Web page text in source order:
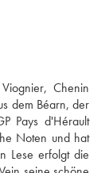
Chenin
dem Béarn, der
Pays d'Hérault
Noten und hat
Lese erfolgt die